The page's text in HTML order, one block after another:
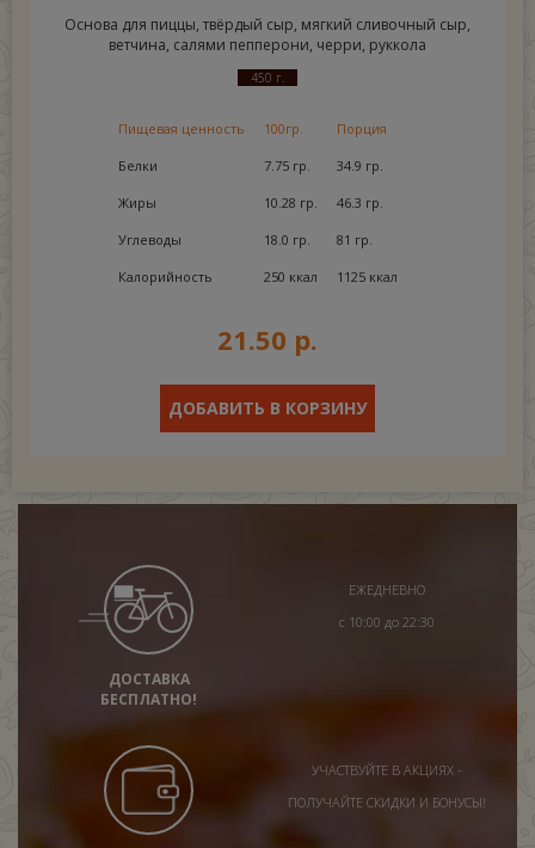
Основа для пиццы, твёрдый сыр, мягкий сливочный сыр,
ветчина, салями пепперони, черри, руккола
450 г.
Пищевая ценность 100гр. Порция
Белки 7.75 гр. 34.9 гр.
Жиры 10.28 гр. 46.3 гр.
Углеводы 18.0 гр. 81 гр.
Калорийность 250 ккал 1125 ккал
21.50 р.
ДОБАВИТЬ В КОРЗИНУ
ДОСТАВКА
БЕСПЛАТНО!
ЕЖЕДНЕВНО
с 10:00 до 22:30
УЧАСТВУЙТЕ В АКЦИЯХ -
ПОЛУЧАЙТЕ СКИДКИ И БОНУСЫ!